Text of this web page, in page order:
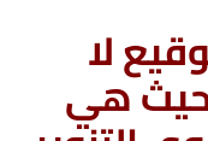
لا
حيث هي